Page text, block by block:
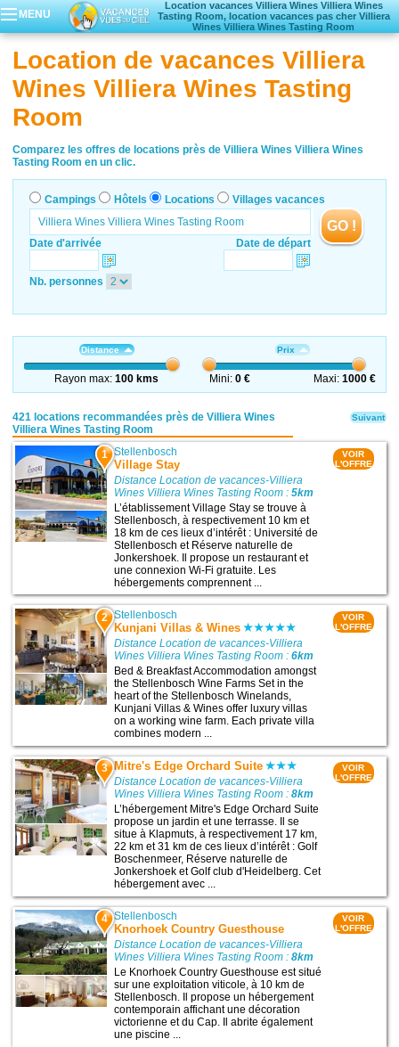
MENU
Location vacances Villiera Wines Villiera Wines
Tasting Room, location vacances pas cher Villiera
Wines Villiera Wines Tasting Room
Hôtels
Locations vacances
Location de vacances Villiera
Wines Villiera Wines Tasting
Room
Comparez les offres de locations près de Villiera Wines Villiera Wines
Tasting Room en un clic.
Campings Hôtels Locations Villages vacances
Date d'arrivée Date de départ
GO !
Nb. personnes
Distance
Rayon max:100 kms
Prix
Mini:0 € Maxi: 1000 €
421 locations recommandées près de Villiera Wines
Villiera Wines Tasting Room
1 Stellenbosch
Village Stay
Distance Location de vacances-Villiera
Wines Villiera Wines Tasting Room :5km
L’établissement Village Stay se trouve à
Stellenbosch, à respectivement 10 km et
18 km de ces lieux d’intérêt : Université de
Stellenbosch et Réserve naturelle de
Jonkershoek. Il propose un restaurant et
une connexion Wi-Fi gratuite. Les
hébergements comprennent ...
VOIR
L'OFFRE
2 Stellenbosch
Kunjani Villas & Wines
Distance Location de vacances-Villiera
Wines Villiera Wines Tasting Room :6km
Bed & Breakfast Accommodation amongst
the Stellenbosch Wine Farms Set in the
heart of the Stellenbosch Winelands,
Kunjani Villas & Wines offer luxury villas
on a working wine farm. Each private villa
combines modern ...
VOIR
L'OFFRE
3 Mitre's Edge Orchard Suite
Distance Location de vacances-Villiera
Wines Villiera Wines Tasting Room :8km
L’hébergement Mitre's Edge Orchard Suite
propose un jardin et une terrasse. Il se
situe à Klapmuts, à respectivement 17 km,
22 km et 31 km de ces lieux d’intérêt : Golf
Boschenmeer, Réserve naturelle de
Jonkershoek et Golf club d'Heidelberg. Cet
hébergement avec ...
VOIR
L'OFFRE
4 Stellenbosch
Knorhoek Country Guesthouse
Distance Location de vacances-Villiera
Wines Villiera Wines Tasting Room :8km
Le Knorhoek Country Guesthouse est situé
sur une exploitation viticole, à 10 km de
Stellenbosch. Il propose un hébergement
contemporain affichant une décoration
victorienne et du Cap. Il abrite également
une piscine ...
VOIR
L'OFFRE
Suivant